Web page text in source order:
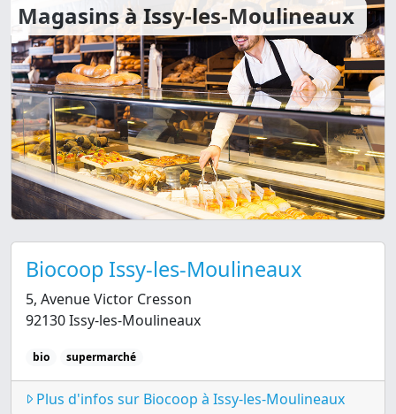
Magasins à Issy-les-Moulineaux
Biocoop Issy-les-Moulineaux
5, Avenue Victor Cresson
92130 Issy-les-Moulineaux
bio supermarché
Plus d'infos sur Biocoop à Issy-les-Moulineaux